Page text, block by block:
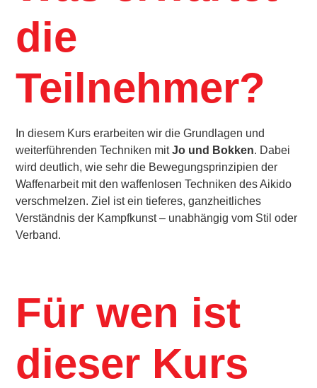
die
Teilnehmer?
In diesem Kurs erarbeiten wir die Grundlagen und
weiterführenden Techniken mitJo und Bokken. Dabei
wird deutlich, wie sehr die Bewegungsprinzipien der
Waffenarbeit mit den waffenlosen Techniken des Aikido
verschmelzen. Ziel ist ein tieferes, ganzheitliches
Verständnis der Kampfkunst – unabhängig vom Stil oder
Verband.
Für wen ist
dieser Kurs